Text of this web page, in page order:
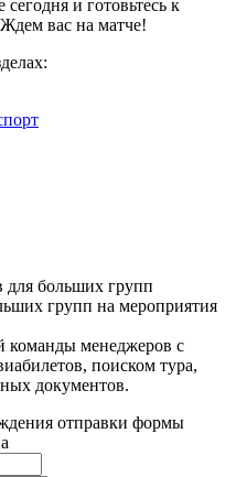
и готовьтесь к
вас на матче!
больших групп
групп на мероприятия
команды менеджеров с
поиском тура,
документов.
отправки формы